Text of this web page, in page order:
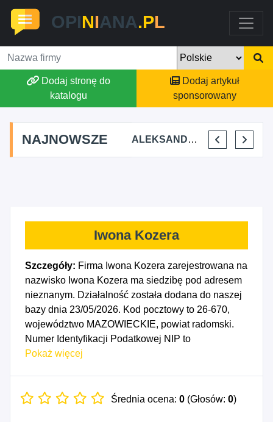
OPINIANA.PL
Dodaj stronę do
katalogu
Dodaj artykuł
sponsorowany
NAJNOWSZE
AGSON AGNIESZKA SUCHWAŁKO ALEKSANDAR MITREV PRZEM-KO PRZEMYSŁAW KOWALSKI
Iwona Kozera
Szczegóły: Firma Iwona Kozera zarejestrowana na
nazwisko Iwona Kozera ma siedzibę pod adresem
nieznanym. Działalność została dodana do naszej
bazy dnia 23/05/2026. Kod pocztowy to 26-670,
województwo MAZOWIECKIE, powiat radomski.
Numer Identyfikacji Podatkowej NIP to
9481999771, a numer identyfikacyjny REGON dla
na dzień 20/05/2026. Wybrane kody PKD to: 4751Z
Pokaż więcej
Średnia ocena: 0 (Głosów: 0)